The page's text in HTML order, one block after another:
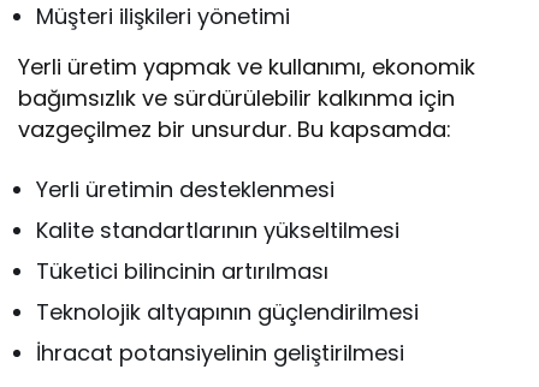
Müşteri ilişkileri yönetimi
Yerli üretim yapmak ve kullanımı, ekonomik
bağımsızlık ve sürdürülebilir kalkınma için
vazgeçilmez bir unsurdur. Bu kapsamda:
Yerli üretimin desteklenmesi
Kalite standartlarının yükseltilmesi
Tüketici bilincinin artırılması
Teknolojik altyapının güçlendirilmesi
İhracat potansiyelinin geliştirilmesi